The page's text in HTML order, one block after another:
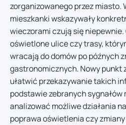
zorganizowanego przez miasto.
mieszkanki wskazywały
wieczorami czują się niepewnie.
oświetlone ulice czy trasy,
wracają do domów po późnych
gastronomicznych. Nowy punkt
ułatwić przekazywanie takich
podstawie zebranych sygnałów
analizować możliwe działania
poprawa oświetlenia czy